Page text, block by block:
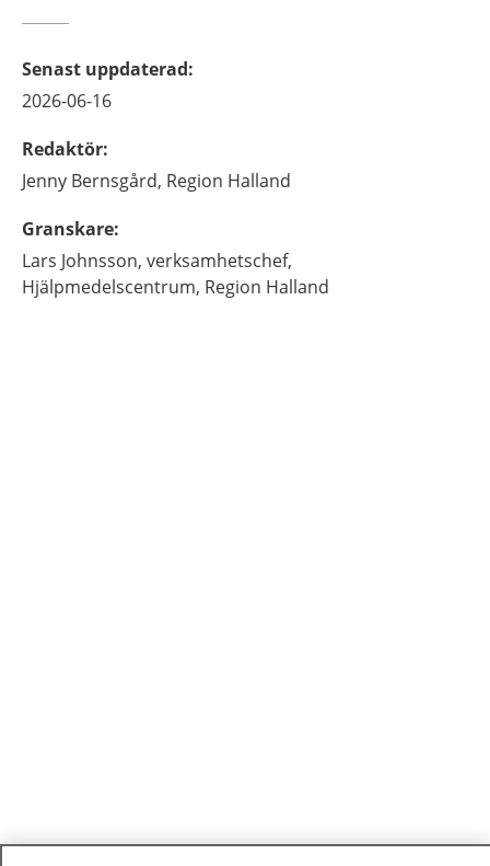
Senast uppdaterad:
2026-06-16
Redaktör:
Jenny Bernsgård, Region Halland
Granskare:
Lars Johnsson, verksamhetschef,
Hjälpmedelscentrum, Region Halland